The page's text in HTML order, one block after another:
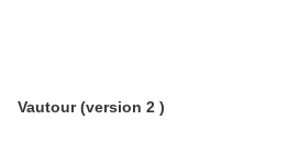
Vautour (version 2 )